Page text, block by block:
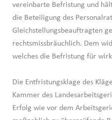
vereinbarte Befristung und
die Beteiligung des
Gleichstellungsbeauftragten
rechtsmissbräuchlich. Dem
welches die Befristung für
Die Entfristungsklage des
Kammer des
Erfolg wie vor dem